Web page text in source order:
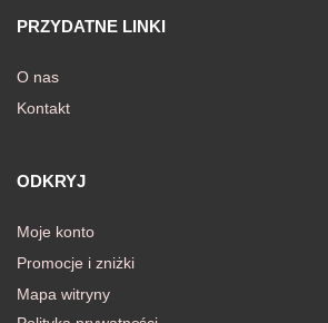
PRZYDATNE LINKI
O nas
Kontakt
ODKRYJ
Moje konto
Promocje i zniżki
Mapa witryny